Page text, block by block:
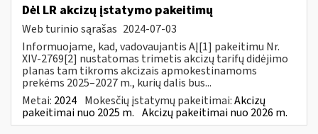
Dėl LR akcizų įstatymo pakeitimų
Web turinio sąrašas 2024-07-03
Informuojame, kad, vadovaujantis AĮ[1] pakeitimu Nr.
XIV-2769[2] nustatomas trimetis akcizų tarifų didėjimo
planas tam tikroms akcizais apmokestinamoms
prekėms 2025–2027 m., kurių dalis bus...
Metai: 2024 Mokesčių įstatymų pakeitimai:Akcizų
pakeitimai nuo 2025 m. Akcizų pakeitimai nuo 2026 m.